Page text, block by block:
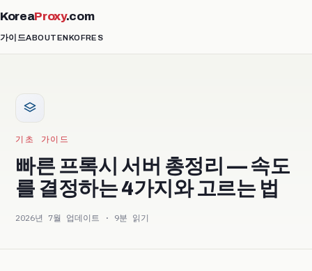
KoreaProxy.com
가이드ABOUTENKOFRES
기초 가이드
빠른 프록시 서버 총정리 — 속도
를 결정하는 4가지와 고르는 법
2026년 7월 업데이트 · 9분 읽기